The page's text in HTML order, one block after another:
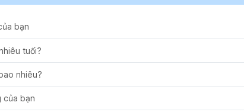
bạn
tuổi?
nhiêu?
của bạn